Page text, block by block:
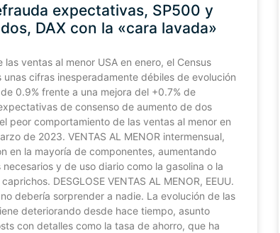
expectativas, SP500 y
DAX con la «cara lavada»
ventas al menor USA en enero, el Census
unas cifras inesperadamente débiles de evolución
0.9% frente a una mejora del +0.7% de
de consenso de aumento de dos
peor comportamiento de las ventas al menor en
de 2023. VENTAS AL MENOR intermensual,
en la mayoría de componentes, aumentando
y de uso diario como la gasolina o la
DESGLOSE VENTAS AL MENOR, EEUU.
debería sorprender a nadie. La evolución de las
deteriorando desde hace tiempo, asunto
con detalles como la tasa de ahorro, que ha